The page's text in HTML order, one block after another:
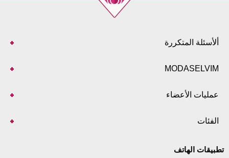
ألأسئلة المتكررة
MODASELVIM
عمليات الأعضاء
الفئات
تطبيقات الهاتف